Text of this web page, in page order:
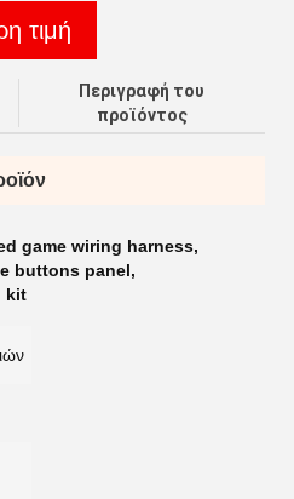
τιμή
Περιγραφή του
προϊόντος
game wiring harness,
buttons panel,
kit